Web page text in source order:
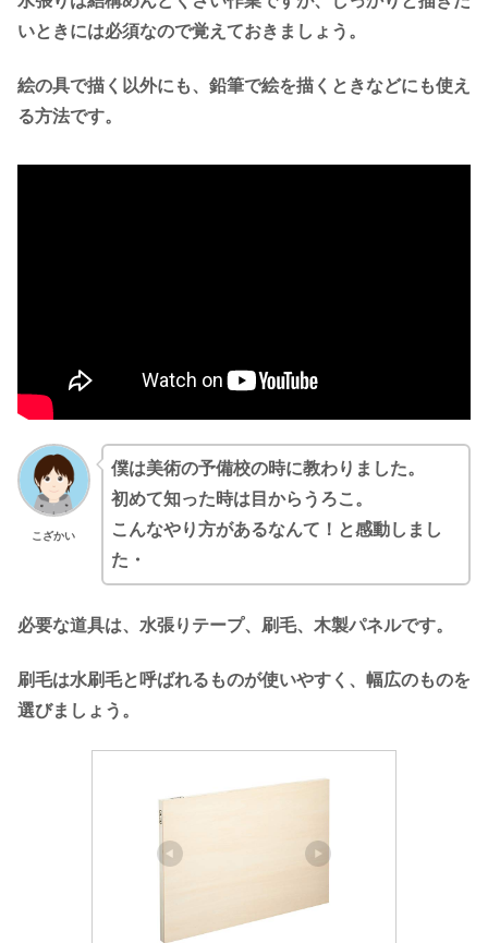
いときには必須なので覚えておきましょう。
絵の具で描く以外にも、鉛筆で絵を描くときなどにも使え
る方法です。
こざかい
僕は美術の予備校の時に教わりました。
初めて知った時は目からうろこ。
こんなやり方があるなんて！と感動しまし
た・
必要な道具は、水張りテープ、刷毛、木製パネルです。
刷毛は水刷毛と呼ばれるものが使いやすく、幅広のものを
選びましょう。